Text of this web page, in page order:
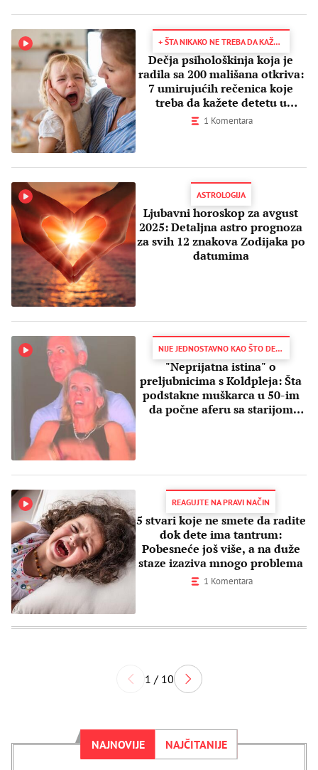
+ ŠTA NIKAKO NE TREBA DA KAŽETE
Dečja psihološkinja koja je
radila sa 200 mališana otkriva:
7 umirujućih rečenica koje
treba da kažete detetu u
tantrumu
1 Komentara
ASTROLOGIJA
Ljubavni horoskop za avgust
2025: Detaljna astro prognoza
za svih 12 znakova Zodijaka po
datumima
NIJE JEDNOSTAVNO KAO ŠTO DELUJE
"Neprijatna istina" o
preljubnicima s Koldpleja: Šta
podstakne muškarca u 50-im
da počne aferu sa starijom
REAGUJTE NA PRAVI NAČIN
5 stvari koje ne smete da radite
dok dete ima tantrum:
Pobesneće još više, a na duže
staze izaziva mnogo problema
1 Komentara
1 / 10
NAJNOVIJE NAJČITANIJE